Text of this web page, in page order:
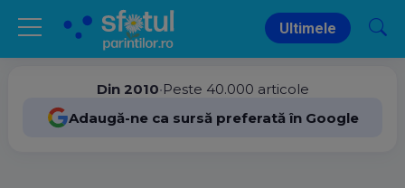
Ultimele
Din 2010•Peste 40.000 articole
Adaugă-ne ca sursă preferată în Google